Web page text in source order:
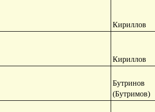
Кириллов
Кириллов
Бутринов
(Бутримов)